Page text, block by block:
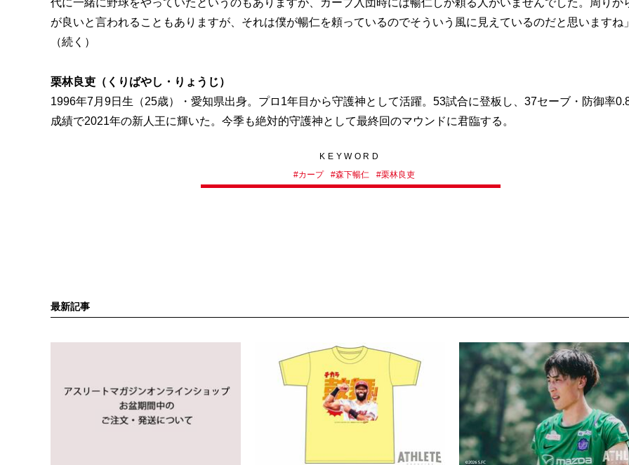
代に一緒に野球をやっていたというのもありますが、カープ入団時には暢仁しか頼る人がいませんでした。周りか
が良いと言われることもありますが、それは僕が暢仁を頼っているのでそういう風に見えているのだと思いますね」
（続く）
栗林良吏（くりばやし・りょうじ）
1996年7月9日生（25歳）・愛知県出身。プロ1年目から守護神として活躍。53試合に登板し、37セーブ・防御率
成績で2021年の新人王に輝いた。今季も絶対的守護神として最終回のマウンドに君臨する。
KEYWORD
#カープ #森下暢仁 #栗林良吏
最新記事